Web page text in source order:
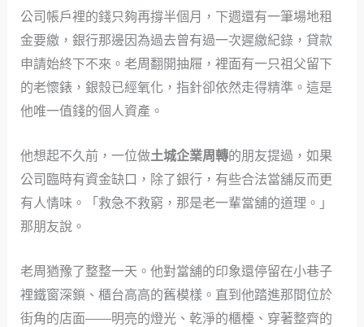
公司帳戶裡的錢只夠再撐半個月，下週還有一筆場地租
金要繳，銀行那邊因為過去曾有過一次遲繳紀錄，貸款
申請始終下不來。老周翻開抽屜，裡面有一只祖父留下
的老懷錶，銀殼已經氧化，指針卻依然走得精準。這是
他唯一值錢的個人資產。
他想起不久前，一位做土城企業周轉的朋友提過，如果
公司臨時有資金缺口，除了銀行，有些合法當舖反而更
有人情味。「救急不救窮，那是老一輩當舖的道理。」
那朋友說。
老周猶豫了整整一天。他對當舖的印象還停留在小巷子
裡鐵窗深鎖、櫃台高高的舊模樣。直到他踏進那間位於
街角的店面——明亮的燈光、乾淨的櫃檯、穿著整齊的